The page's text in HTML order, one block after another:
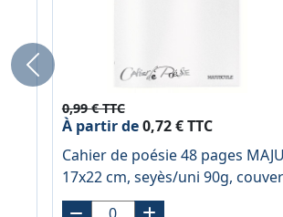
0,99 € TTC
À partir de0,72 € TTC
Cahier de poésie 48 pages
17x22 cm, seyès/uni 90g,
incolore
Previous